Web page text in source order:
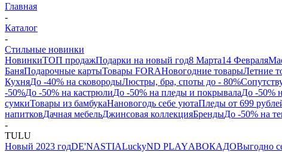
Главная
-
Каталог
-
Стильные новинки
НовинкиТОП продажПодарки на новый год8 Марта14 Февраля
БаняПодарочные картыТовары FORAНовогодние товарыЛетние
КухняДо -40% на сковородыЛюстры, бра, споты до - 80%
-50%До -50% на кастрюлиДо -50% на пледы и покрывалаДо -50%
сумкиТовары из бамбукаНановогодь себе уютаПледы от 699
напитковДачная мебельДжинсовая коллекцияБрендыДо -50% на
-
TULU
Новый 2023 годDE'NASTIALuckyND PLAYАВОКАДОВыгодно